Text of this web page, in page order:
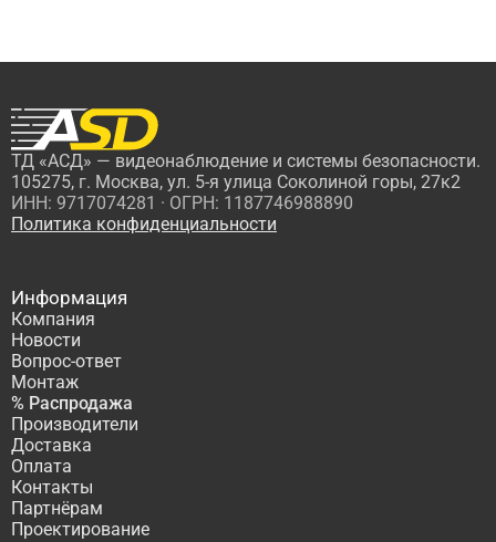
ТД «АСД» — видеонаблюдение и системы безопасности.
105275, г. Москва, ул. 5-я улица Соколиной горы, 27к2
ИНН: 9717074281 · ОГРН: 1187746988890
Политика конфиденциальности
Информация
Компания
Новости
Вопрос-ответ
Монтаж
% Распродажа
Производители
Доставка
Оплата
Контакты
Партнёрам
Проектирование